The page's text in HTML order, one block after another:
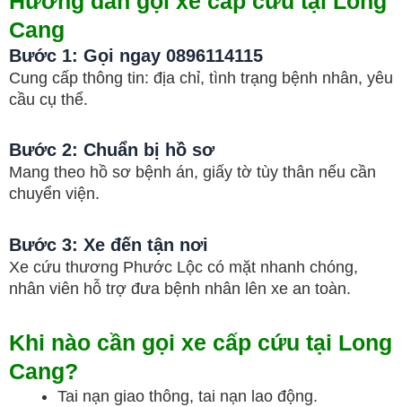
Cang
Bước 1: Gọi ngay 0896114115
Cung cấp thông tin: địa chỉ, tình trạng bệnh nhân, yêu
cầu cụ thể.
Bước 2: Chuẩn bị hồ sơ
Mang theo hồ sơ bệnh án, giấy tờ tùy thân nếu cần
chuyển viện.
Bước 3: Xe đến tận nơi
Xe cứu thương Phước Lộc có mặt nhanh chóng,
nhân viên hỗ trợ đưa bệnh nhân lên xe an toàn.
Khi nào cần gọi xe cấp cứu tại Long
Cang?
Tai nạn giao thông, tai nạn lao động.